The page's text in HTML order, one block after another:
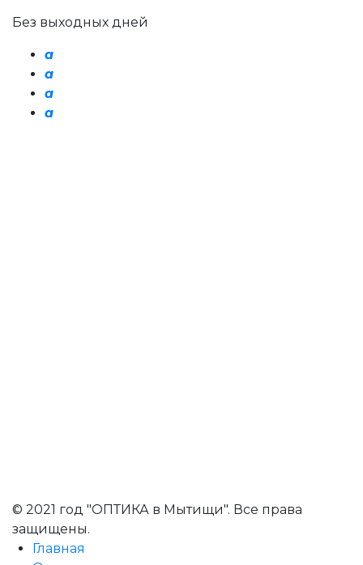
Без выходных дней
a
a
a
a
© 2021 год "ОПТИКА в Мытищи". Все права
защищены.
Главная